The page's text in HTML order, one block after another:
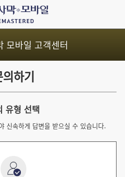
모바일 고객센터
의하기
유형 선택
신속하게 답변을 받으실 수 있습니다.